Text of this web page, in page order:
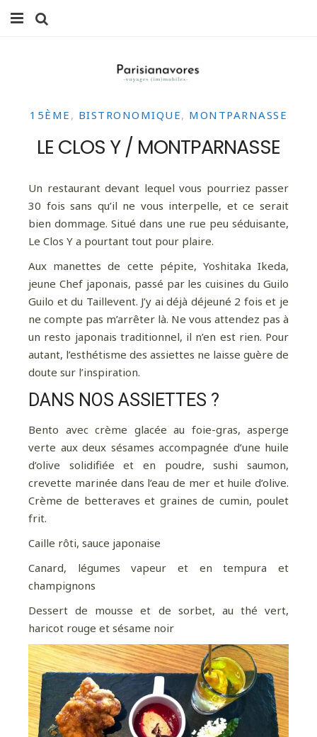
FAMILLE
VOYAGES
WEEK-ENDS
BALADES À PARIS
LIFESTYLE
CULTURE
0 ITEMS -0,00€
15ÈME , BISTRONOMIQUE, MONTPARNASSE
LE CLOS Y / MONTPARNASSE
Un restaurant devant lequel vous pourriez passer
30 fois sans qu’il ne vous interpelle, et ce serait
bien dommage. Situé dans une rue peu séduisante,
Le Clos Y a pourtant tout pour plaire.
Aux manettes de cette pépite, Yoshitaka Ikeda,
jeune Chef japonais, passé par les cuisines du Guilo
Guilo et du Taillevent. J’y ai déjà déjeuné 2 fois et je
ne compte pas m’arrêter là. Ne vous attendez pas à
un resto japonais traditionnel, il n’en est rien. Pour
autant, l’esthétisme des assiettes ne laisse guère de
doute sur l’inspiration.
DANS NOS ASSIETTES ?
Bento avec crème glacée au foie-gras, asperge
verte aux deux sésames accompagnée d’une huile
d’olive solidifiée et en poudre, sushi saumon,
crevette marinée dans l’eau de mer et huile d’olive.
Crème de betteraves et graines de cumin, poulet
frit.
Caille rôti, sauce japonaise
Canard, légumes vapeur et en tempura et
champignons
Dessert de mousse et de sorbet, au thé vert,
haricot rouge et sésame noir